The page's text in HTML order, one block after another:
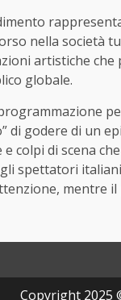
nella società
artistiche che
globale.
di godere di un
colpi di scena
spettatori
mentre
Copyright 2025